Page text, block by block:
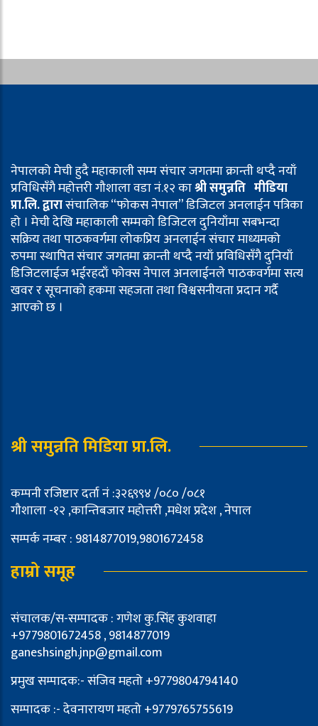
नेपालको मेची हुदै महाकाली सम्म संचार जगतमा क्रान्ती थप्दै नयाँ
प्रविधिसँगै महोत्तरी गौशाला वडा नं.१२ काश्री समुन्नति मीडिया
प्रा.लि. द्वारासंचालिक “फोकस नेपाल” डिजिटल अनलाईन पत्रिका
हो । मेची देखि महाकाली सम्मको डिजिटल दुनियाँमा सबभन्दा
सक्रिय तथा पाठकवर्गमा लोकप्रिय अनलाईन संचार माध्यमको
रुपमा स्थापित संचार जगतमा क्रान्ती थप्दै नयाँ प्रविधिसँगै दुनियाँ
डिजिटलाईज भईरहदाँ फोक्स नेपाल अनलाईनले पाठकवर्गमा सत्य
खवर र सूचनाको हकमा सहजता तथा विश्वसनीयता प्रदान गर्दै
आएको छ ।
श्री समुन्नति मिडिया प्रा.लि.
कम्पनी रजिष्टार दर्ता नं :३२६९९४ /०८० /०८१
गौशाला -१२ ,कान्तिबजार महोत्तरी ,मधेश प्रदेश , नेपाल
सम्पर्क नम्बर : 9814877019,9801672458
हाम्रो समूह
संचालक/स-सम्पादक : गणेश कु.सिंह कुशवाहा
+9779801672458 , 9814877019
ganeshsingh.jnp@gmail.com
प्रमुख सम्पादक:- संजिव महतो +9779804794140
सम्पादक :- देवनारायण महतो +9779765755619